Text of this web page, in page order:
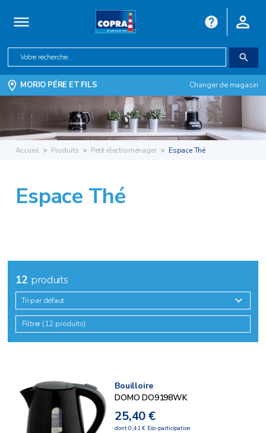
MORIO PÉRE ET FILS Changer de magasin
Accueil Produits Petit électroménager Espace Thé
Espace Thé
12 produits
Tri par défaut
Filtrer (12 produits)
Bouilloire
DOMO DO9198WK
25,40 €
dont 0,41 € Eco-participation